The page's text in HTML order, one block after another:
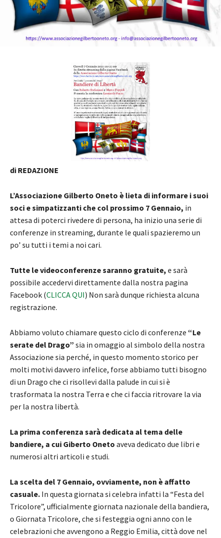
di REDAZIONE
L’Associazione Gilberto Oneto è lieta di informare i suoi
soci e simpatizzanti che col prossimo 7 Gennaio, in
attesa di poterci rivedere di persona, ha inizio una serie di
conferenze in streaming, durante le quali spazieremo un
po’ su tutti i temi a noi cari.
Tutte le videoconferenze saranno gratuite, e sarà
possibile accedervi direttamente dalla nostra pagina
Facebook (CLICCA QUI) Non sarà dunque richiesta alcuna
registrazione.
Abbiamo voluto chiamare questo ciclo di conferenze “Le
serate del Drago” sia in omaggio al simbolo della nostra
Associazione sia perché, in questo momento storico per
molti motivi davvero infelice, forse abbiamo tutti bisogno
di un Drago che ci risollevi dalla palude in cui si è
trasformata la nostra Terra e che ci faccia ritrovare la via
per la nostra libertà.
La prima conferenza sarà dedicata al tema delle
bandiere, a cui Giberto Oneto aveva dedicato due libri e
numerosi altri articoli e studi.
La scelta del 7 Gennaio, ovviamente, non è affatto
casuale. In questa giornata si celebra infatti la “Festa del
Tricolore”, ufficialmente giornata nazionale della bandiera,
o Giornata Tricolore, che si festeggia ogni anno con le
celebrazioni che avvengono a Reggio Emilia, città dove nel